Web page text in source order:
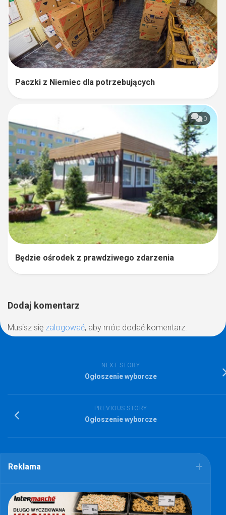
Paczki z Niemiec dla potrzebujących
0
Będzie ośrodek z prawdziwego zdarzenia
Dodaj komentarz
Musisz się zalogować, aby móc dodać komentarz.
NEXT STORY
Ogłoszenie wyborcze
PREVIOUS STORY
Ogłoszenie wyborcze
Reklama